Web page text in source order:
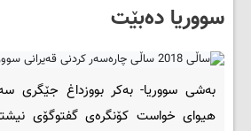
سووریا ده‌بێت
به‌شی سووریا- به‌کر بووزداغ جێگری
هیوای خواست کۆنگره‌ی گفتوگۆی